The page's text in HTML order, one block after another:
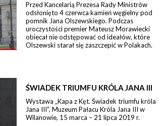
Przed Kancelarią Prezesa Rady Ministrów
odsłonięto 4 czerwca kamień węgielny pod
pomnik Jana Olszewskiego. Podczas
uroczystości premier Mateusz Morawiecki
obiecał nie odstępować od ideałów, które
Olszewski starał się zaszczepić w Polakach.
ŚWIADEK TRIUMFU KRÓLA JANA III
Wystawa „Kapa z Kęt. Świadek triumfu króla
Jana III”, Muzeum Pałacu Króla Jana III w
Wilanowie, 15 marca – 21 lipca 2019 r.